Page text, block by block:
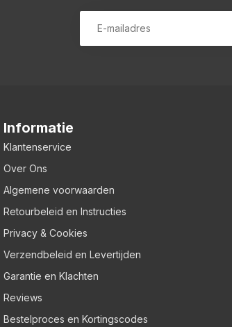
Informatie
Klantenservice
Over Ons
Algemene voorwaarden
Retourbeleid en Instructies
Privacy & Cookies
Verzendbeleid en Levertijden
Garantie en Klachten
Reviews
Bestelproces en Kortingscodes